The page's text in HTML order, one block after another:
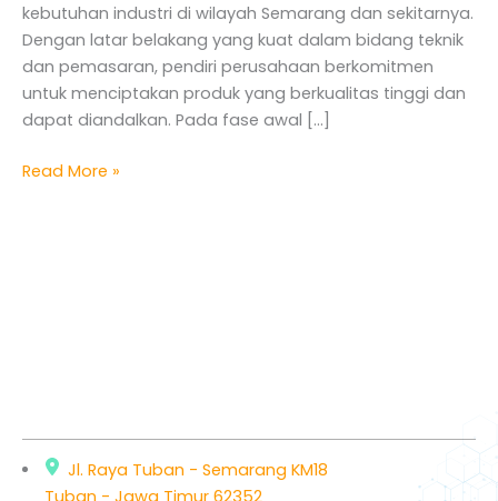
kebutuhan industri di wilayah Semarang dan sekitarnya.
Dengan latar belakang yang kuat dalam bidang teknik
dan pemasaran, pendiri perusahaan berkomitmen
untuk menciptakan produk yang berkualitas tinggi dan
dapat diandalkan. Pada fase awal […]
Read More »
Jl. Raya Tuban - Semarang KM18
Tuban - Jawa Timur 62352